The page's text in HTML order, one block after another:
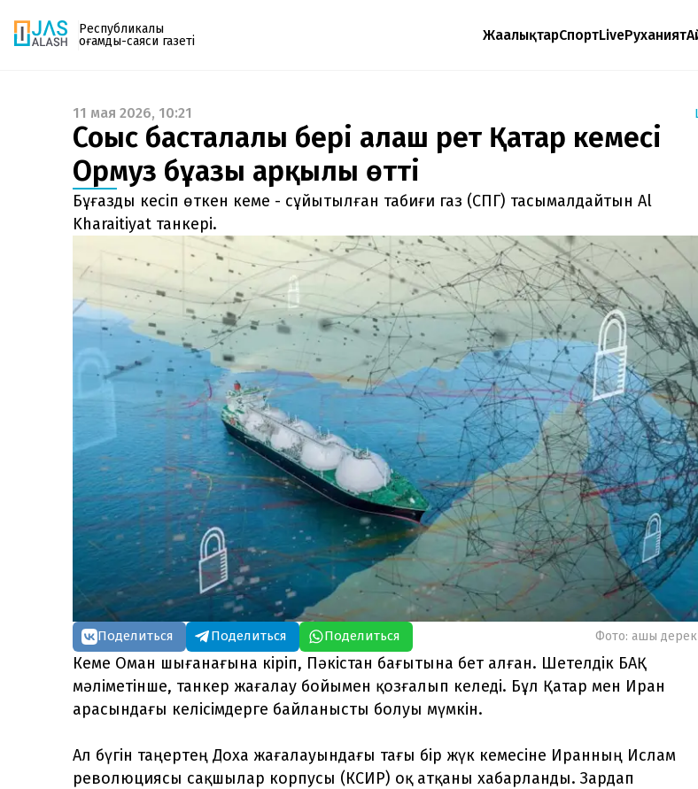
Республикалық
қоғамдық-саяси газеті
ЖаңалықтарСпортLiveРуханият
Газетке жазылу
PDF форматтағы газетті ай сайын электронды
поштаңызға алып отырыңыз. Жаңа нөмір
шыққан сәтте сізге бірден жіберіледі. Тек email
енгізіңіз, біз қалғанын өзіміз жібереміз.
11 мая 2026, 10:21
Соғыс басталғалы бері алғаш рет Қатар кемесі
Ормуз бұғазы арқылы өтті
Бұғазды кесіп өткен кеме - сұйытылған табиғи газ (СПГ) тасымалдайтын Al
Kharaitiyat танкері.
Поделиться Поделиться Поделиться Фото: ашық
Кеме Оман шығанағына кіріп, Пәкістан бағытына бет алған. Шетелдік БАҚ
мәліметінше, танкер жағалау бойымен қозғалып келеді. Бұл Қатар мен Иран
арасындағы келісімдерге байланысты болуы мүмкін.
Ал бүгін таңертең Доха жағалауындағы тағы бір жүк кемесіне Иранның Ислам
революциясы сақшылар корпусы (КСИР) оқ атқаны хабарланды. Зардап